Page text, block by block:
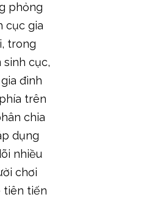
phỏng
cục gia
trong
sinh cục,
đình
trên
chia
dụng
nhiều
chơi
tiên tiến